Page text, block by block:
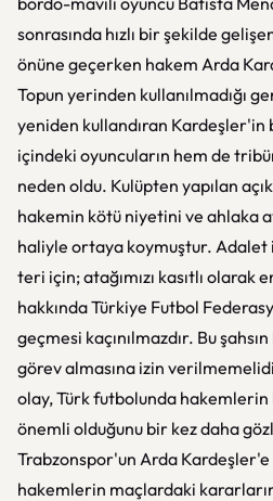
sonrasında hızlı bir şekilde
önüne geçerken hakem Arda
Topun yerinden kullanılmadığı
yeniden kullandıran Kardeşler'in
içindeki oyuncuların hem de
neden oldu. Kulüpten yapılan
hakemin kötü niyetini ve ahlaka
haliyle ortaya koymuştur. Adalet
teri için; atağımızı kasıtlı olarak
hakkında Türkiye Futbol
geçmesi kaçınılmazdır. Bu
görev almasına izin
olay, Türk futbolunda hakemlerin
önemli olduğunu bir kez daha
Trabzonspor'un Arda
hakemlerin maçlardaki